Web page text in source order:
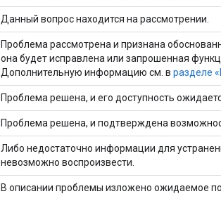
Данный вопрос находится на рассмотрении.
Проблема рассмотрена и признана
она будет исправлена ​​или запрошенная
Дополнительную информацию см. в разделе
Проблема решена, и его доступность
Проблема решена, и подтверждена
Либо недостаточно информации для
невозможно воспроизвести.
В описании проблемы изложено ожидаемое